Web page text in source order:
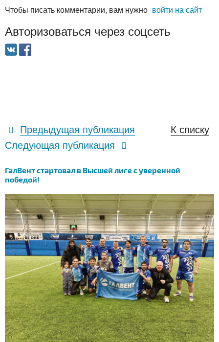
Чтобы писать комментарии, вам нужно войти на сайт
Авторизоваться через соцсеть
Предыдущая публикация
К списку
Следующая публикация
ГалВент стартовал в Высшей лиге с уверенной
победой!